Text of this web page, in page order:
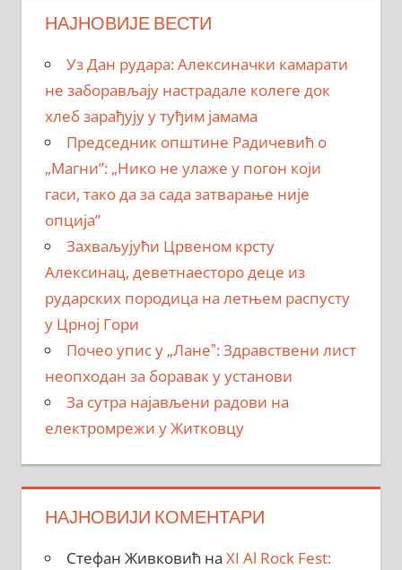
НАЈНОВИЈЕ ВЕСТИ
Уз Дан рудара: Алексиначки камарати
не заборављају настрадале колеге док
хлеб зарађују у туђим јамама
Председник општине Радичевић о
„Магни”: „Нико не улаже у погон који
гаси, тако да за сада затварање није
опција”
Захваљујући Црвеном крсту
Алексинац, деветнаесторо деце из
рударских породица на летњем распусту
у Црној Гори
Почео упис у „Ланеˮ: Здравствени лист
неопходан за боравак у установи
За сутра најављени радови на
електромрежи у Житковцу
НАЈНОВИЈИ КОМЕНТАРИ
Стефан Живковић на XI Al Rock Fest: